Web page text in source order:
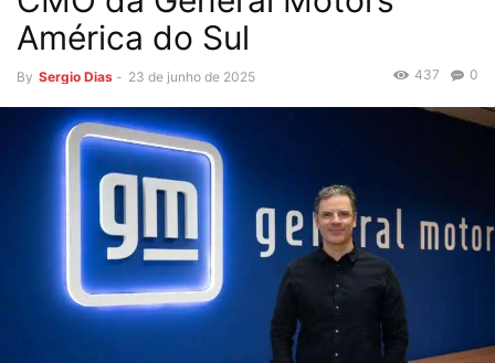
América do Sul
By Sergio Dias - 23 de junho de 2025 0
437